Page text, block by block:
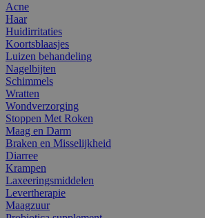
Acne
Haar
Huidirritaties
Koortsblaasjes
Luizen behandeling
Nagelbijten
Schimmels
Wratten
Wondverzorging
Stoppen Met Roken
Maag en Darm
Braken en Misselijkheid
Diarree
Krampen
Laxeeringsmiddelen
Levertherapie
Maagzuur